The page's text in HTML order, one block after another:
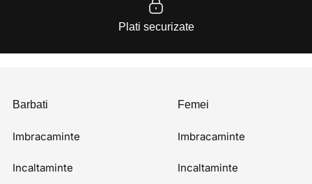
Plati securizate
Barbati
Imbracaminte
Incaltaminte
Femei
Imbracaminte
Incaltaminte